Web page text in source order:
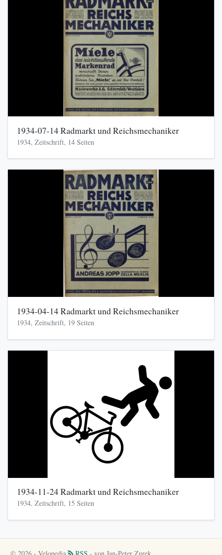
1934-07-14 Radmarkt und Reichsmechaniker
1934, Zeitschrift, 14 Seiten
1934-04-14 Radmarkt und Reichsmechaniker
1934, Zeitschrift, 19 Seiten
1934-11-24 Radmarkt und Reichsmechaniker
1934, Zeitschrift, 15 Seiten